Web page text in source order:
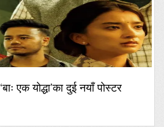
एक योद्धा’का दुई नयाँ पोस्टर